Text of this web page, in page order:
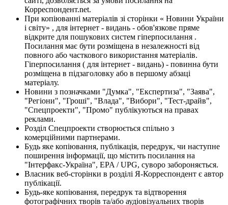
Корреспондент.net.
При копіюванні матеріалів зі сторінки « Новини України
і світу» , для інтернет - видань - обов'язкове пряме
відкрите для пошукових систем гіперпосилання .
Посилання має бути розміщена в незалежності від
повного або часткового використання матеріалів.
Гіперпосилання ( для інтернет - видань) - повинна бути
розміщена в підзаголовку або в першому абзаці
матеріалу.
Новини з позначками "Думка", "Експертиза", "Заява",
"Регіони", "Гроші", "Влада", "Вибори", "Тест-драйв",
"Спецпроекти", "Промо" публікуються на правах
реклами.
Розділ Спецпроекти створюється спільно з
комерційними партнерами.
Будь яке копіювання, публікація, передрук, чи наступне
поширення інформації, що містить посилання на
"Інтерфакс-Україна", EPA / UPG, суворо забороняється.
Власник веб-сторінки в розділі Я-Корреспондент є автор
публікації.
Будь-яке копіювання, передрук та відтворення
фотографічних творів та/або аудіовізуальних творів